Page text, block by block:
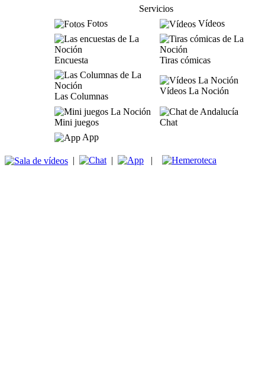
Servicios
Fotos
Vídeos
Encuesta Tiras cómicas
Las Columnas
Vídeos La Noción
Mini juegos
Chat
App
| | |